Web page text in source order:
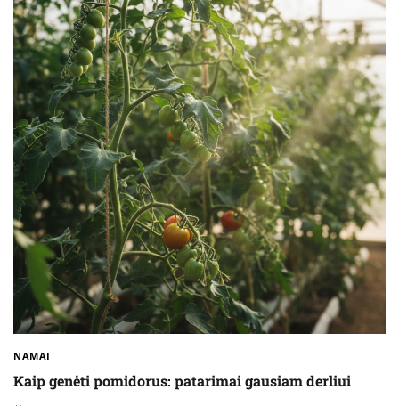
NAMAI
Kaip genėti pomidorus: patarimai gausiam derliui